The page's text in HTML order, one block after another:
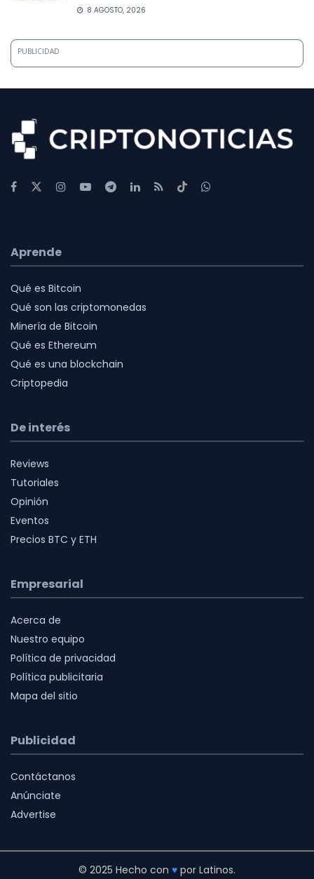
8 AGOSTO, 2026
PUBLICIDAD
Aprende
Qué es Bitcoin
Qué son las criptomonedas
Minería de Bitcoin
Qué es Ethereum
Qué es una blockchain
Criptopedia
De interés
Reviews
Tutoriales
Opinión
Eventos
Precios BTC y ETH
Empresarial
Acerca de
Nuestro equipo
Política de privacidad
Política publicitaria
Mapa del sitio
Publicidad
Contáctanos
Anúnciate
Advertise
© 2025 Hecho con ♥ por Latinos.